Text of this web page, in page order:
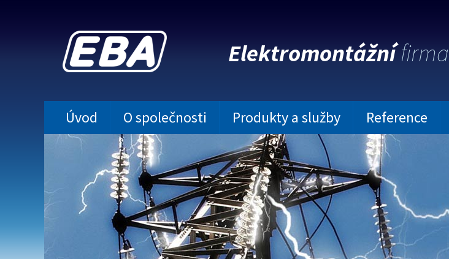
Elektromontážnífirma
Úvod O společnosti Produkty a služby Reference